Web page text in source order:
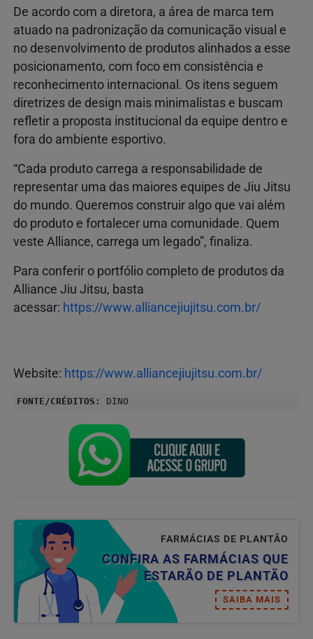
De acordo com a diretora, a área de marca tem
atuado na padronização da comunicação visual e
no desenvolvimento de produtos alinhados a esse
posicionamento, com foco em consistência e
reconhecimento internacional. Os itens seguem
diretrizes de design mais minimalistas e buscam
refletir a proposta institucional da equipe dentro e
fora do ambiente esportivo.
“Cada produto carrega a responsabilidade de
representar uma das maiores equipes de Jiu Jitsu
do mundo. Queremos construir algo que vai além
do produto e fortalecer uma comunidade. Quem
veste Alliance, carrega um legado”, finaliza.
Para conferir o portfólio completo de produtos da
Alliance Jiu Jitsu, basta
acessar: https://www.alliancejiujitsu.com.br/
Website: https://www.alliancejiujitsu.com.br/
FONTE/CRÉDITOS: DINO
FARMÁCIAS DE PLANTÃO
CONFIRA AS FARMÁCIAS QUE
ESTARÃO DE PLANTÃO
SAIBA MAIS